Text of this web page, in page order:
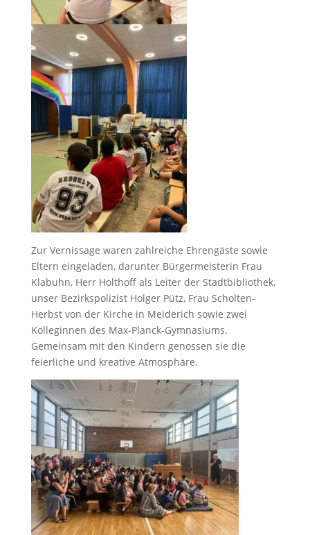
Zur Vernissage waren zahlreiche Ehrengäste sowie
Eltern eingeladen, darunter Bürgermeisterin Frau
Klabuhn, Herr Holthoff als Leiter der Stadtbibliothek,
unser Bezirkspolizist Holger Pütz, Frau Scholten-
Herbst von der Kirche in Meiderich sowie zwei
Kolleginnen des Max-Planck-Gymnasiums.
Gemeinsam mit den Kindern genossen sie die
feierliche und kreative Atmosphäre.